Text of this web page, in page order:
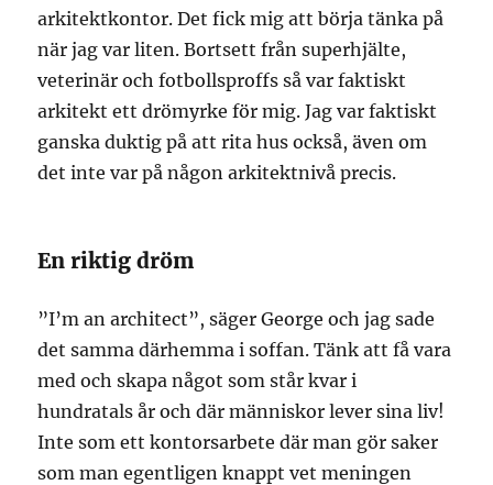
arkitektkontor. Det fick mig att börja tänka på
när jag var liten. Bortsett från superhjälte,
veterinär och fotbollsproffs så var faktiskt
arkitekt ett drömyrke för mig. Jag var faktiskt
ganska duktig på att rita hus också, även om
det inte var på någon arkitektnivå precis.
En riktig dröm
”I’m an architect”, säger George och jag sade
det samma därhemma i soffan. Tänk att få vara
med och skapa något som står kvar i
hundratals år och där människor lever sina liv!
Inte som ett kontorsarbete där man gör saker
som man egentligen knappt vet meningen